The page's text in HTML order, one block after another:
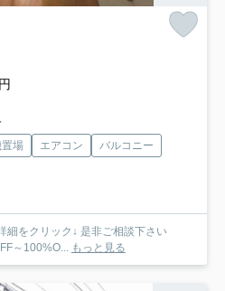
場 エアコン
バルコニー
細をクリック↓ 是非ご相談下さい
～100%O... もっと見る